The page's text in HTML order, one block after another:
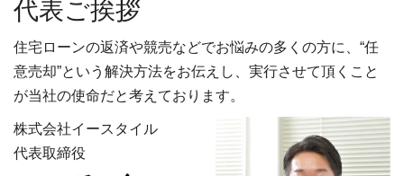
代表ご挨拶
住宅ローンの返済や競売などでお悩みの多くの方に、“任
意売却”という解決方法をお伝えし、実行させて頂くこと
が当社の使命だと考えております。
株式会社イースタイル
代表取締役